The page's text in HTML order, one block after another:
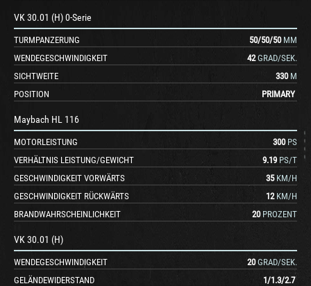
VK 30.01 (H) 0-Serie
TURMPANZERUNG 50/50/50 MM
WENDEGESCHWINDIGKEIT
42 GRAD/SEK.
SICHTWEITE
330 M
POSITION
PRIMARY
Maybach HL 116
MOTORLEISTUNG 300 PS
VERHÄLTNIS LEISTUNG/GEWICHT
9.19 PS/T
GESCHWINDIGKEIT VORWÄRTS
35 KM/H
GESCHWINDIGKEIT RÜCKWÄRTS
12 KM/H
BRANDWAHRSCHEINLICHKEIT
20 PROZENT
VK 30.01 (H)
WENDEGESCHWINDIGKEIT 20 GRAD/SEK.
GELÄNDEWIDERSTAND
1/1.3/2.7